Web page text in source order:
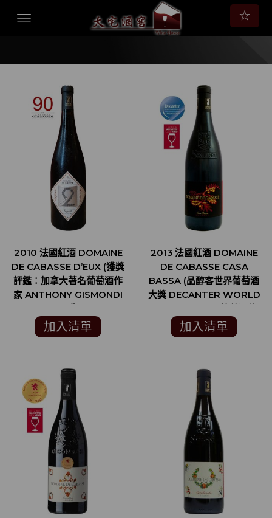
☆
2010 法國紅酒 DOMAINE
DE CABASSE D’EUX (獲獎
評鑑：加拿大著名葡萄酒作
家 ANTHONY GISMONDI
加入清單
2013 法國紅酒 DOMAINE
DE CABASSE CASA
BASSA (品醇客世界葡萄酒
大獎 DECANTER WORLD
加入清單